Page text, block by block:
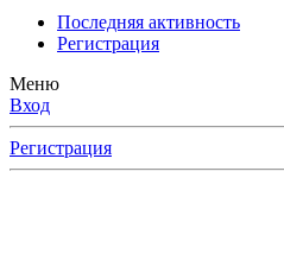
Последняя активность
Регистрация
Меню
Вход
Регистрация